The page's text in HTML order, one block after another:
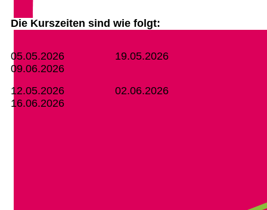
Die Kurszeiten sind wie folgt:
05.05.2026 19.05.2026
09.06.2026
12.05.2026 02.06.2026
16.06.2026